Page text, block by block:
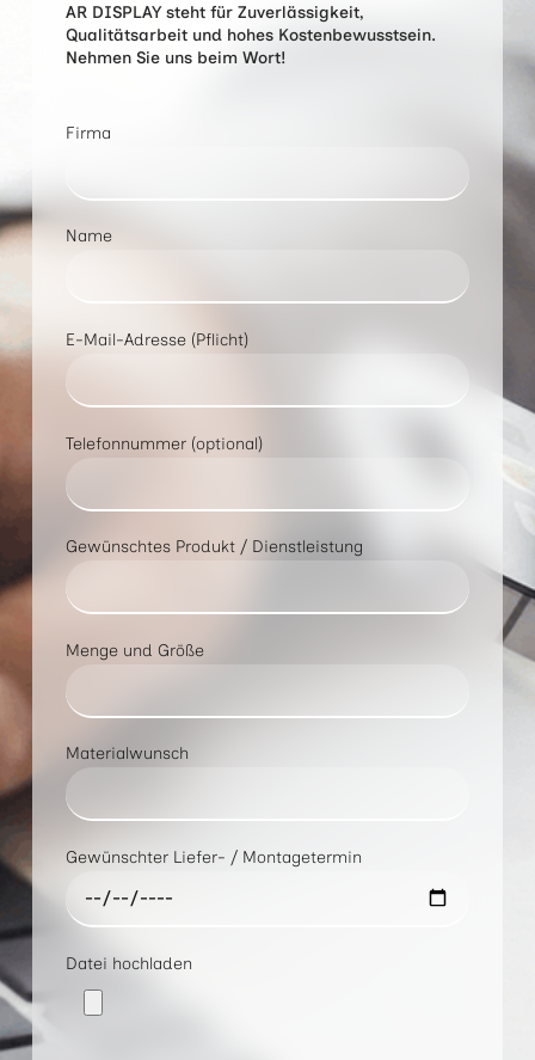
AR DISPLAY steht für Zuverlässigkeit,
Qualitätsarbeit und hohes Kostenbewusstsein.
Nehmen Sie uns beim Wort!
Firma
Name
E-Mail-Adresse (Pflicht)
Telefonnummer (optional)
Gewünschtes Produkt / Dienstleistung
Menge und Größe
Materialwunsch
Gewünschter Liefer- / Montagetermin
Datei hochladen